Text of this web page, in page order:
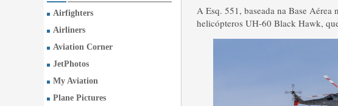
Airfighters
Airliners
Aviation Corner
JetPhotos
My Aviation
Plane Pictures
A Esq. 551, baseada na Base Aérea
helicópteros UH-60 Black Hawk,